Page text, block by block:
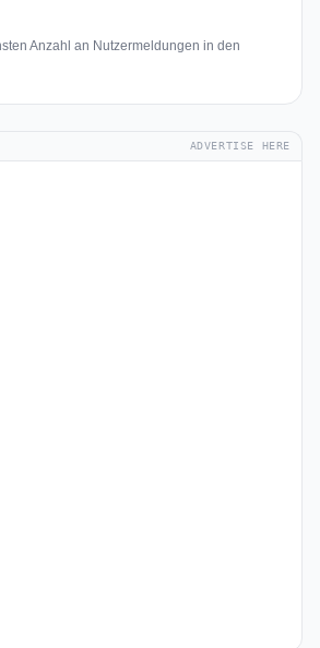
Anzahl an Nutzermeldungen in den
ADVERTISE HERE